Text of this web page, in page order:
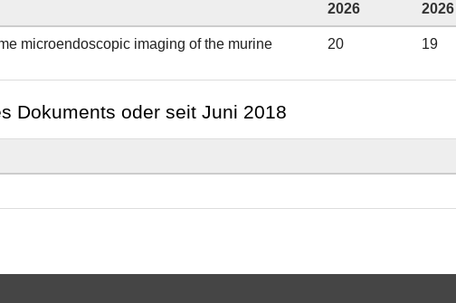
2026
2026
microendoscopic imaging of the murine
20 19
Dokuments oder seit Juni 2018